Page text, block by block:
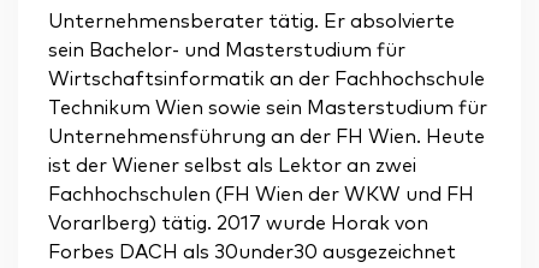
Unternehmensberater tätig. Er absolvierte
sein Bachelor- und Masterstudium für
Wirtschaftsinformatik an der Fachhochschule
Technikum Wien sowie sein Masterstudium für
Unternehmensführung an der FH Wien. Heute
ist der Wiener selbst als Lektor an zwei
Fachhochschulen (FH Wien der WKW und FH
Vorarlberg) tätig. 2017 wurde Horak von
Forbes DACH als 30under30 ausgezeichnet